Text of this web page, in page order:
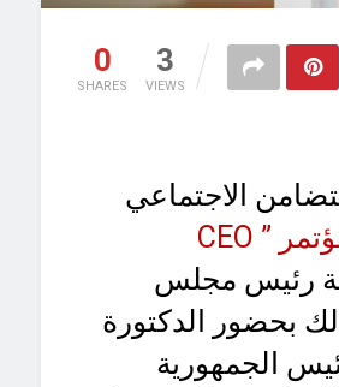
0
SHARES
3
VIEWS
الاجتماعي
مؤتمر ” CEO
رئيس مجلس
بحضور الدكتورة
الجمهورية